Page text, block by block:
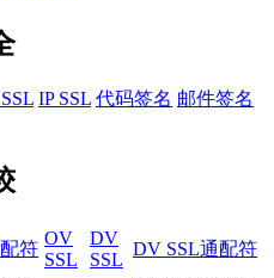
IP SSL 代码签名 邮件签名
符
OV
SSL
DV
SSL
DV SSL通配符